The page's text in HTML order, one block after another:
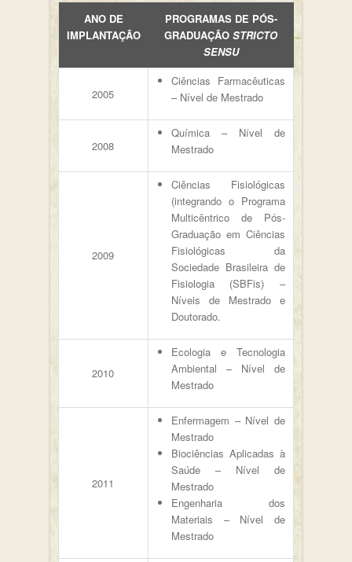
ANO DE
IMPLANTAÇÃO
PROGRAMAS DE PÓS-
GRADUAÇÃO STRICTO
SENSU
2005
Ciências Farmacêuticas
– Nível de Mestrado
2008
Química – Nível de
Mestrado
2009
Ciências Fisiológicas
(integrando o Programa
Multicêntrico de Pós-
Graduação em Ciências
Fisiológicas da
Sociedade Brasileira de
Fisiologia (SBFis) –
Níveis de Mestrado e
Doutorado.
2010
Ecologia e Tecnologia
Ambiental – Nível de
Mestrado
2011
Enfermagem – Nível de
Mestrado
Biociências Aplicadas à
Saúde – Nível de
Mestrado
Engenharia dos
Materiais – Nível de
Mestrado